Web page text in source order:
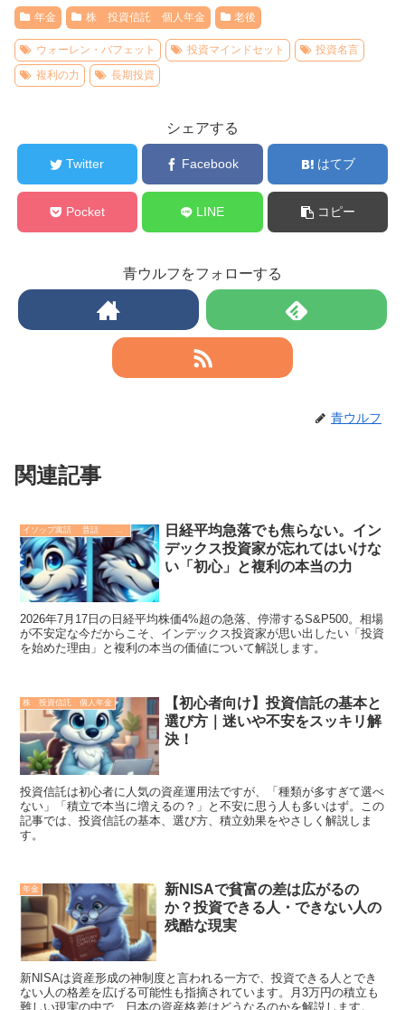
年金 株 投資信託 個人年金 老後
ウォーレン・バフェット 投資マインドセット
投資名言
複利の力
長期投資
シェアする
Twitter Facebook はてブ
Pocket LINE コピー
青ウルフをフォローする
青ウルフ
関連記事
イソップ寓話 昔話 故事成語. 哲学 歴史
日経平均急落でも焦らない。イン
デックス投資家が忘れてはいけな
い「初心」と複利の本当の力
2026年7月17日の日経平均株価4%超の急落、停滞するS&P500。相場
が不安定な今だからこそ、インデックス投資家が思い出したい「投資
を始めた理由」と複利の本当の価値について解説します。
株 投資信託 個人年金
【初心者向け】投資信託の基本と
選び方｜迷いや不安をスッキリ解
決！
投資信託は初心者に人気の資産運用法ですが、「種類が多すぎて選べ
ない」「積立で本当に増えるの？」と不安に思う人も多いはず。この
記事では、投資信託の基本、選び方、積立効果をやさしく解説しま
す。
年金
新NISAで貧富の差は広がるの
か？投資できる人・できない人の
残酷な現実
新NISAは資産形成の神制度と言われる一方で、投資できる人とでき
ない人の格差を広げる可能性も指摘されています。月3万円の積立も
難しい現実の中で、日本の資産格差はどうなるのかを解説します。